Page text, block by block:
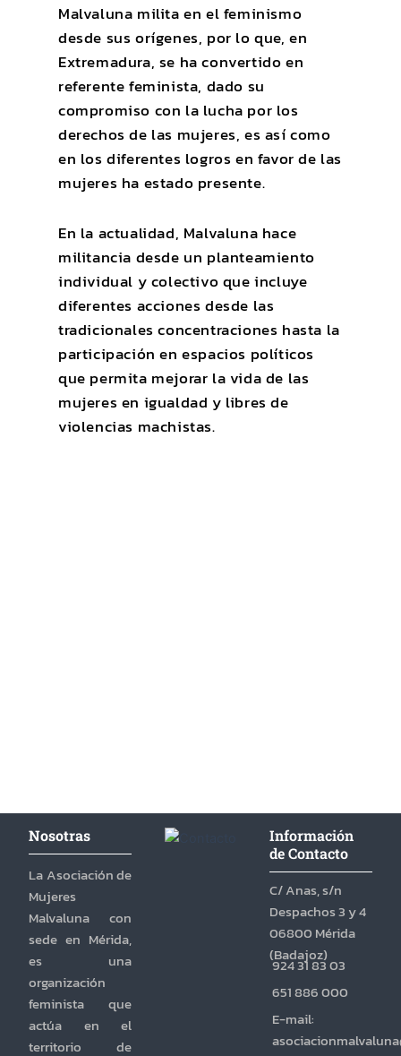
Malvaluna milita en el feminismo
desde sus orígenes, por lo que, en
Extremadura, se ha convertido en
referente feminista, dado su
compromiso con la lucha por los
derechos de las mujeres, es así como
en los diferentes logros en favor de las
mujeres ha estado presente.
En la actualidad, Malvaluna hace
militancia desde un planteamiento
individual y colectivo que incluye
diferentes acciones desde las
tradicionales concentraciones hasta la
participación en espacios políticos
que permita mejorar la vida de las
mujeres en igualdad y libres de
violencias machistas.
Nosotras
La Asociación de
Mujeres
Malvaluna con
sede en Mérida,
es una
organización
feminista que
actúa en el
territorio de
Información
de Contacto
C/ Anas, s/n
Despachos 3 y 4
06800 Mérida
(Badajoz)
924 31 83 03
651 886 000
E-mail: